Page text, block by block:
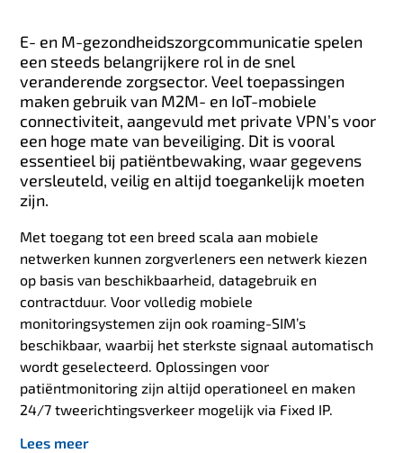
E- en M-gezondheidszorgcommunicatie spelen
een steeds belangrijkere rol in de snel
veranderende zorgsector. Veel toepassingen
maken gebruik van M2M- en IoT-mobiele
connectiviteit, aangevuld met private VPN’s voor
een hoge mate van beveiliging. Dit is vooral
essentieel bij patiëntbewaking, waar gegevens
versleuteld, veilig en altijd toegankelijk moeten
zijn.
Met toegang tot een breed scala aan mobiele
netwerken kunnen zorgverleners een netwerk kiezen
op basis van beschikbaarheid, datagebruik en
contractduur. Voor volledig mobiele
monitoringsystemen zijn ook roaming-SIM’s
beschikbaar, waarbij het sterkste signaal automatisch
wordt geselecteerd. Oplossingen voor
patiëntmonitoring zijn altijd operationeel en maken
24/7 tweerichtingsverkeer mogelijk via Fixed IP.
Lees meer